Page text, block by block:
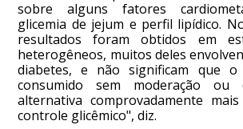
sobre alguns fatores
glicemia de jejum e perfil lipídico.
resultados foram obtidos em
heterogêneos, muitos deles
diabetes, e não significam que
consumido sem moderação
alternativa comprovadamente
controle glicêmico", diz.